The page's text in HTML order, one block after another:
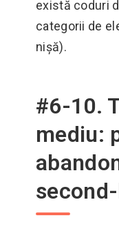
există coduri
categorii de
nișă).
#6-10.
mediu: